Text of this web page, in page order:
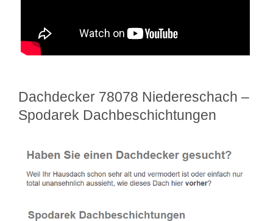
Dachdecker 78078 Niedereschach –
Spodarek Dachbeschichtungen